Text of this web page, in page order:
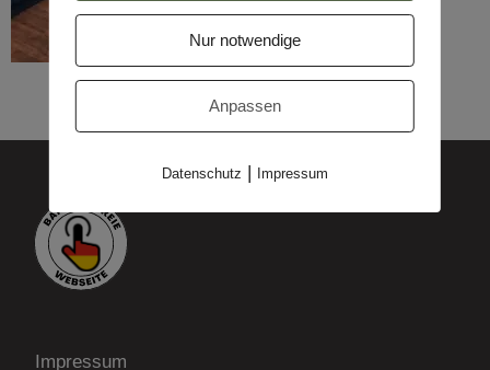
Impressum
Nur notwendige
Anpassen
Datenschutz | Impressum